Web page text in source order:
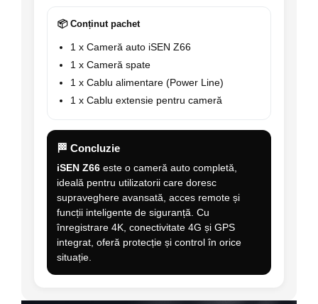
📦 Conținut pachet
1 x Cameră auto iSEN Z66
1 x Cameră spate
1 x Cablu alimentare (Power Line)
1 x Cablu extensie pentru cameră
🏁 Concluzie
iSEN Z66 este o cameră auto completă,
ideală pentru utilizatorii care doresc
supraveghere avansată, acces remote și
funcții inteligente de siguranță. Cu
înregistrare 4K, conectivitate 4G și GPS
integrat, oferă protecție și control în orice
situație.